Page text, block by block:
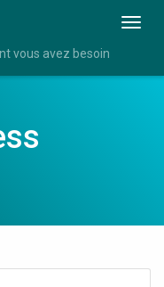
vous avez besoin